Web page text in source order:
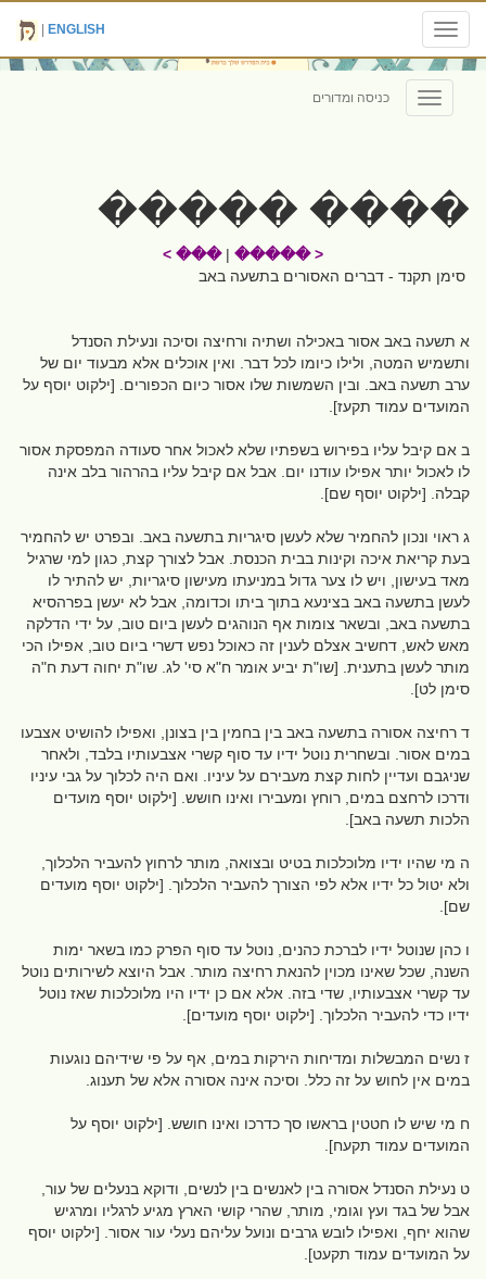
Toggle
navigation
ENGLISH
Toggle
navigation
כניסה ומדורים
���� �����
< �����
|
��� >
סימן תקנד - דברים האסורים בתשעה באב
א תשעה באב אסור באכילה ושתיה ורחיצה וסיכה ונעילת הסנדל
ותשמיש המטה, ולילו כיומו לכל דבר. ואין אוכלים אלא מבעוד יום של
ערב תשעה באב. ובין השמשות שלו אסור כיום הכפורים. [ילקוט יוסף על
המועדים עמוד תקעז].
ב אם קיבל עליו בפירוש בשפתיו שלא לאכול אחר סעודה המפסקת אסור
לו לאכול יותר אפילו עודנו יום. אבל אם קיבל עליו בהרהור בלב אינה
קבלה. [ילקוט יוסף שם].
ג ראוי ונכון להחמיר שלא לעשן סיגריות בתשעה באב. ובפרט יש להחמיר
בעת קריאת איכה וקינות בבית הכנסת. אבל לצורך קצת, כגון למי שרגיל
מאד בעישון, ויש לו צער גדול במניעתו מעישון סיגריות, יש להתיר לו
לעשן בתשעה באב בצינעא בתוך ביתו וכדומה, אבל לא יעשן בפרהסיא
בתשעה באב, ובשאר צומות אף הנוהגים לעשן ביום טוב, על ידי הדלקה
מאש לאש, דחשיב אצלם לענין זה כאוכל נפש דשרי ביום טוב, אפילו הכי
מותר לעשן בתענית. [שו"ת יביע אומר ח"א סי' לג. שו"ת יחוה דעת ח"ה
סימן לט].
ד רחיצה אסורה בתשעה באב בין בחמין בין בצונן, ואפילו להושיט אצבעו
במים אסור. ובשחרית נוטל ידיו עד סוף קשרי אצבעותיו בלבד, ולאחר
שניגבם ועדיין לחות קצת מעבירם על עיניו. ואם היה לכלוך על גבי עיניו
ודרכו לרחצם במים, רוחץ ומעבירו ואינו חושש. [ילקוט יוסף מועדים
הלכות תשעה באב].
ה מי שהיו ידיו מלוכלכות בטיט ובצואה, מותר לרחוץ להעביר הלכלוך,
ולא יטול כל ידיו אלא לפי הצורך להעביר הלכלוך. [ילקוט יוסף מועדים
שם].
ו כהן שנוטל ידיו לברכת כהנים, נוטל עד סוף הפרק כמו בשאר ימות
השנה, שכל שאינו מכוין להנאת רחיצה מותר. אבל היוצא לשירותים נוטל
עד קשרי אצבעותיו, שדי בזה. אלא אם כן ידיו היו מלוכלכות שאז נוטל
ידיו כדי להעביר הלכלוך. [ילקוט יוסף מועדים].
ז נשים המבשלות ומדיחות הירקות במים, אף על פי שידיהם נוגעות
במים אין לחוש על זה כלל. וסיכה אינה אסורה אלא של תענוג.
ח מי שיש לו חטטין בראשו סך כדרכו ואינו חושש. [ילקוט יוסף על
המועדים עמוד תקעח].
ט נעילת הסנדל אסורה בין לאנשים בין לנשים, ודוקא בנעלים של עור,
אבל של בגד ועץ וגומי, מותר, שהרי קושי הארץ מגיע לרגליו ומרגיש
שהוא יחף, ואפילו לובש גרבים ונועל עליהם נעלי עור אסור. [ילקוט יוסף
על המועדים עמוד תקעט].